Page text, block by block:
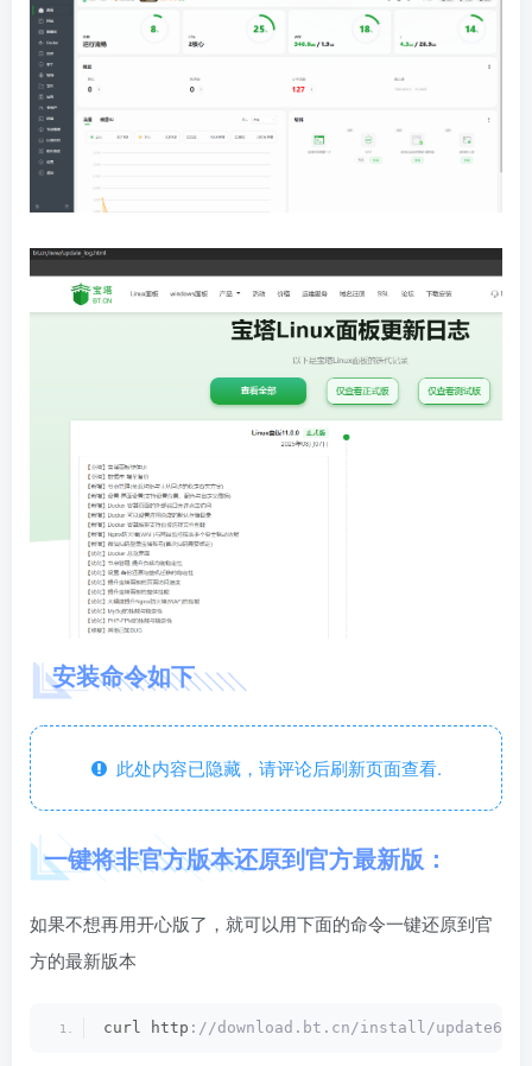
安装命令如下
此处内容已隐藏，请评论后刷新页面查看.
一键将非官方版本还原到官方最新版：
如果不想再用开心版了，就可以用下面的命令一键还原到官
方的最新版本
curl http ://download.bt.cn/install/